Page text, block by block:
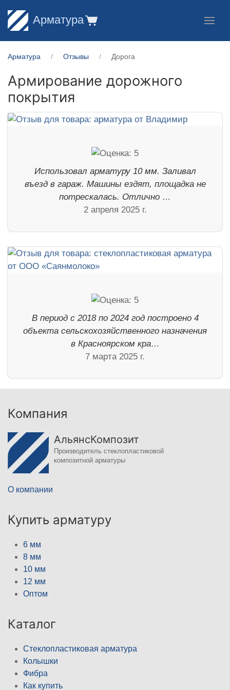
Арматура
Арматура Отзывы Дорога
Армирование дорожного
покрытия
Использовал арматуру 10 мм. Заливал
въезд в гараж. Машины ездят, площадка не
потрескалась. Отлично …
2 апреля 2025 г.
В период с 2018 по 2024 год построено 4
объекта сельскохозяйственного назначения
в Красноярском кра…
7 марта 2025 г.
Компания
АльянсКомпозит
Производитель стеклопластиковой
композитной арматуры
О компании
Купить арматуру
6 мм
8 мм
10 мм
12 мм
Оптом
Каталог
Стеклопластиковая арматура
Колышки
Фибра
Как купить